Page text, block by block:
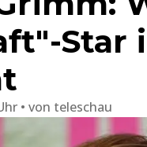
Star
von teleschau